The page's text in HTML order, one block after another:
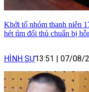
Khởi tố nhóm thanh niên
hét tìm đối thủ chuẩn bị
HÌNH SỰ13:51 | 07/08/